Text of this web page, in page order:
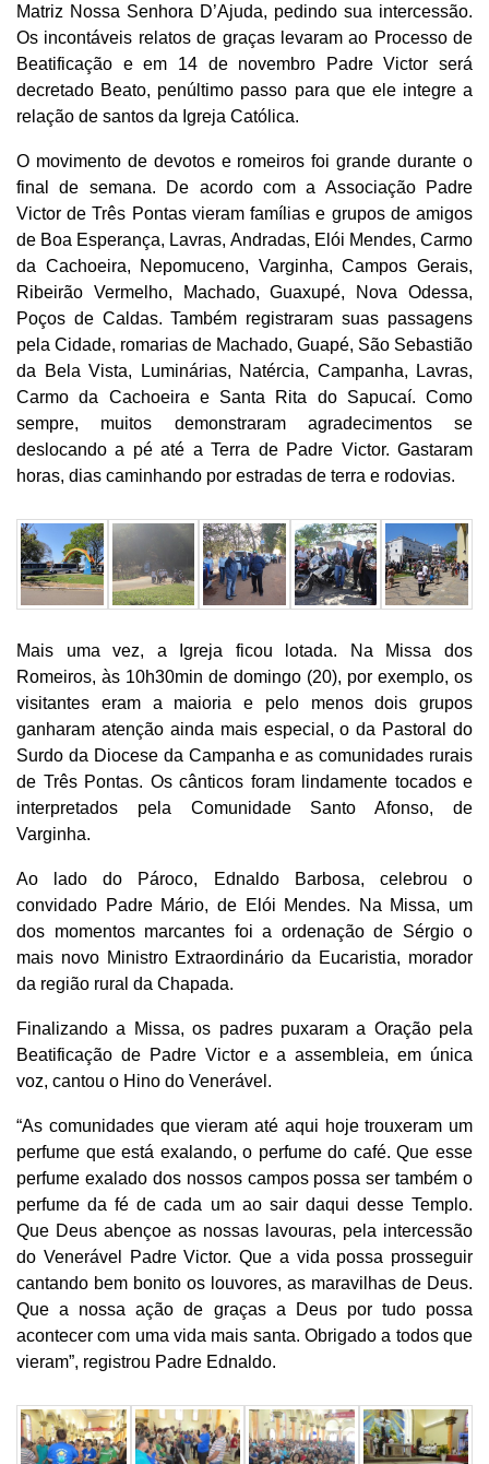
Matriz Nossa Senhora D’Ajuda, pedindo sua intercessão.
Os incontáveis relatos de graças levaram ao Processo de
Beatificação e em 14 de novembro Padre Victor será
decretado Beato, penúltimo passo para que ele integre a
relação de santos da Igreja Católica.
O movimento de devotos e romeiros foi grande durante o
final de semana. De acordo com a Associação Padre
Victor de Três Pontas vieram famílias e grupos de amigos
de Boa Esperança, Lavras, Andradas, Elói Mendes, Carmo
da Cachoeira, Nepomuceno, Varginha, Campos Gerais,
Ribeirão Vermelho, Machado, Guaxupé, Nova Odessa,
Poços de Caldas. Também registraram suas passagens
pela Cidade, romarias de Machado, Guapé, São Sebastião
da Bela Vista, Luminárias, Natércia, Campanha, Lavras,
Carmo da Cachoeira e Santa Rita do Sapucaí. Como
sempre, muitos demonstraram agradecimentos se
deslocando a pé até a Terra de Padre Victor. Gastaram
horas, dias caminhando por estradas de terra e rodovias.
Mais uma vez, a Igreja ficou lotada. Na Missa dos
Romeiros, às 10h30min de domingo (20), por exemplo, os
visitantes eram a maioria e pelo menos dois grupos
ganharam atenção ainda mais especial, o da Pastoral do
Surdo da Diocese da Campanha e as comunidades rurais
de Três Pontas. Os cânticos foram lindamente tocados e
interpretados pela Comunidade Santo Afonso, de
Varginha.
Ao lado do Pároco, Ednaldo Barbosa, celebrou o
convidado Padre Mário, de Elói Mendes. Na Missa, um
dos momentos marcantes foi a ordenação de Sérgio o
mais novo Ministro Extraordinário da Eucaristia, morador
da região rural da Chapada.
Finalizando a Missa, os padres puxaram a Oração pela
Beatificação de Padre Victor e a assembleia, em única
voz, cantou o Hino do Venerável.
“As comunidades que vieram até aqui hoje trouxeram um
perfume que está exalando, o perfume do café. Que esse
perfume exalado dos nossos campos possa ser também o
perfume da fé de cada um ao sair daqui desse Templo.
Que Deus abençoe as nossas lavouras, pela intercessão
do Venerável Padre Victor. Que a vida possa prosseguir
cantando bem bonito os louvores, as maravilhas de Deus.
Que a nossa ação de graças a Deus por tudo possa
acontecer com uma vida mais santa. Obrigado a todos que
vieram”, registrou Padre Ednaldo.